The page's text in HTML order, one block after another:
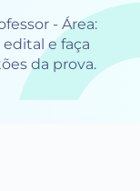
- Área:
e faça
da prova.